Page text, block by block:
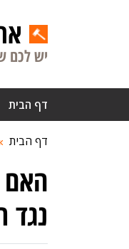
יש לכם
דף הבית
דף הבית
האם
נגד